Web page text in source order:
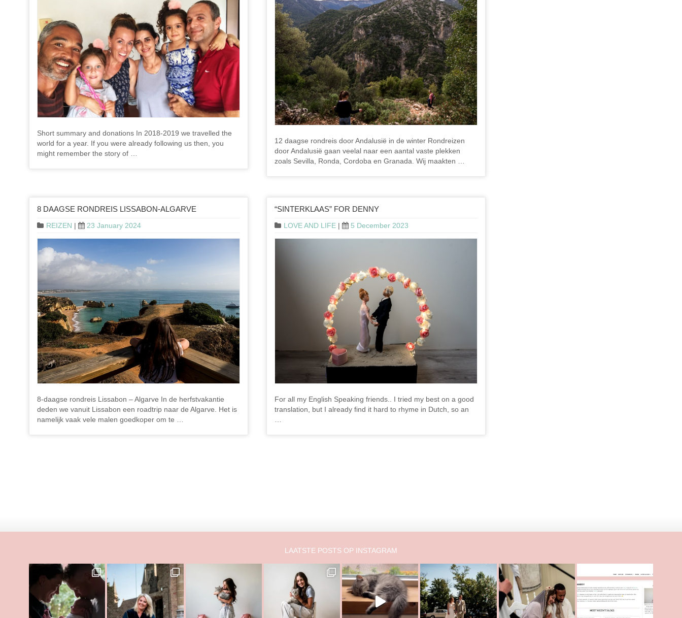
Short summary and donations In 2018-2019 we travelled the
world for a year. If you were already following us then, you
might remember the story of …
12 daagse rondreis door Andalusië in de winter Rondreizen
door Andalusië gaan veelal naar een aantal vaste plekken
zoals Sevilla, Ronda, Cordoba en Granada. Wij maakten …
8 DAAGSE RONDREIS LISSABON-ALGARVE
REIZEN | 23 January 2024
8-daagse rondreis Lissabon – Algarve In de herfstvakantie
deden we vanuit Lissabon een roadtrip naar de Algarve. Het is
namelijk vaak vele malen goedkoper om te …
“SINTERKLAAS” FOR DENNY
LOVE AND LIFE | 5 December 2023
For all my English Speaking friends.. I tried my best on a good
translation, but I already find it hard to rhyme in Dutch, so an
LAATSTE POSTS OP INSTAGRAM